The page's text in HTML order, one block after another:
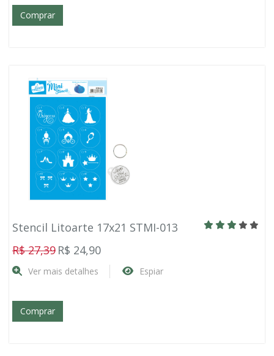
Comprar
Stencil Litoarte 17x21 STMI-013
R$ 27,39 R$ 24,90
Ver mais detalhes Espiar
Comprar